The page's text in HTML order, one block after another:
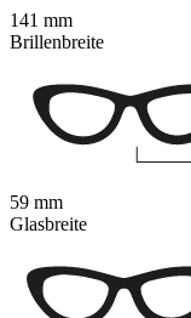
141 mm
Brillenbreite
59 mm
Glasbreite